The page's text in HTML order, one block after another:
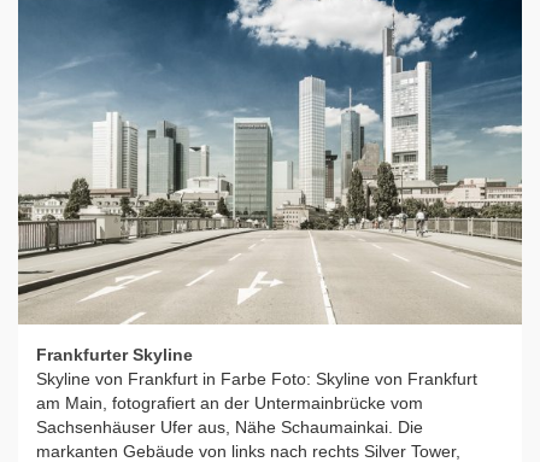
Frankfurter Skyline
Skyline von Frankfurt in Farbe Foto: Skyline von Frankfurt
am Main, fotografiert an der Untermainbrücke vom
Sachsenhäuser Ufer aus, Nähe Schaumainkai. Die
markanten Gebäude von links nach rechts Silver Tower,